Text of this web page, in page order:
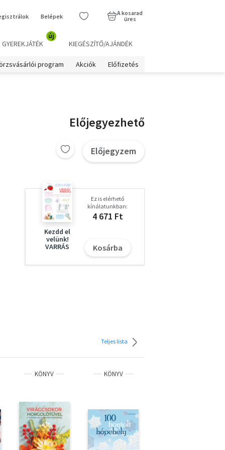
Belépek
A kosarad
üres
GYEREKJÁTÉK
új
KIEGÉSZÍTŐ/AJÁNDÉK
program Akciók Előfizetés
Előjegyezhető
Előjegyzem
Kezdd el
velünk!
VARRÁS
Ez is elérhető
kínálatunkban:
4 671 Ft
Kosárba
Teljes lista
KÖNYV KÖNYV